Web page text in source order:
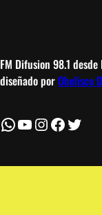
FM Difusion 98.1
diseñado porObelisco
WhatsApp
YouTube
Instagram
Facebook
Twitter